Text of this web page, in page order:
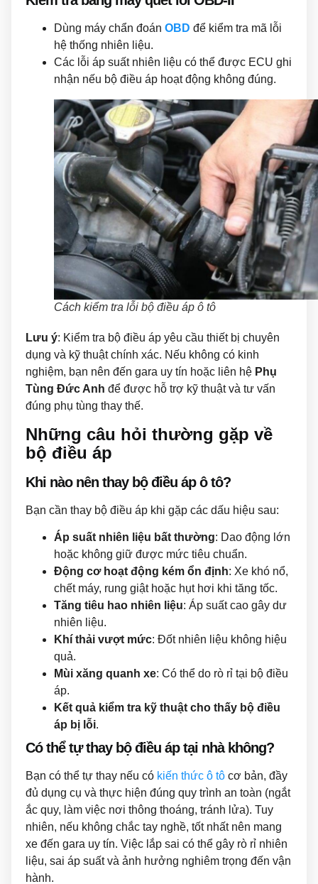
Dùng máy chẩn đoán OBD để kiểm tra mã lỗi
hệ thống nhiên liệu.
Các lỗi áp suất nhiên liệu có thể được ECU ghi
nhận nếu bộ điều áp hoạt động không đúng.
Cách kiểm tra lỗi bộ điều áp ô tô
Lưu ý: Kiểm tra bộ điều áp yêu cầu thiết bị chuyên
dụng và kỹ thuật chính xác. Nếu không có kinh
nghiệm, bạn nên đến gara uy tín hoặc liên hệ Phụ
Tùng Đức Anh để được hỗ trợ kỹ thuật và tư vấn
đúng phụ tùng thay thế.
Những câu hỏi thường gặp về
bộ điều áp
Khi nào nên thay bộ điều áp ô tô?
Bạn cần thay bộ điều áp khi gặp các dấu hiệu sau:
Áp suất nhiên liệu bất thường: Dao động lớn
hoặc không giữ được mức tiêu chuẩn.
Động cơ hoạt động kém ổn định: Xe khó nổ,
chết máy, rung giật hoặc hụt hơi khi tăng tốc.
Tăng tiêu hao nhiên liệu: Áp suất cao gây dư
nhiên liệu.
Khí thải vượt mức: Đốt nhiên liệu không hiệu
quả.
Mùi xăng quanh xe: Có thể do rò rỉ tại bộ điều
áp.
Kết quả kiểm tra kỹ thuật cho thấy bộ điều
áp bị lỗi.
Có thể tự thay bộ điều áp tại nhà không?
Bạn có thể tự thay nếu có kiến thức ô tô cơ bản, đầy
đủ dụng cụ và thực hiện đúng quy trình an toàn (ngắt
ắc quy, làm việc nơi thông thoáng, tránh lửa). Tuy
nhiên, nếu không chắc tay nghề, tốt nhất nên mang
xe đến gara uy tín. Việc lắp sai có thể gây rò rỉ nhiên
liệu, sai áp suất và ảnh hưởng nghiêm trọng đến vận
hành.